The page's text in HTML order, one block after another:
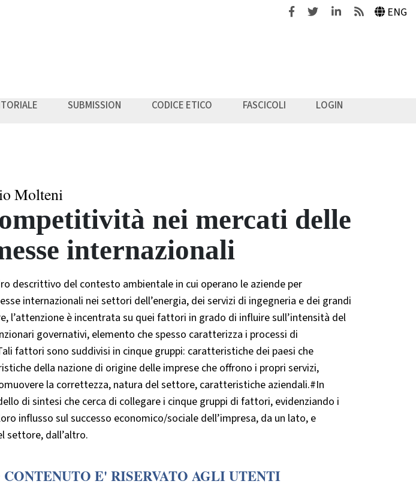
FacebookTwitterLinkedinFeeds ENG
SUBMISSION CODICE ETICO FASCICOLI
LOGIN
Molteni
nei mercati delle
internazionali
descrittivo del contesto ambientale in cui operano le aziende per
internazionali nei settori dell’energia, dei servizi di ingegneria e dei grandi
l’attenzione è incentrata su quei fattori in grado di influire sull’intensità del
governativi, elemento che spesso caratterizza i processi di
fattori sono suddivisi in cinque gruppi: caratteristiche dei paesi che
della nazione di origine delle imprese che offrono i propri servizi,
la correttezza, natura del settore, caratteristiche aziendali.#In
di sintesi che cerca di collegare i cinque gruppi di fattori, evidenziando i
influsso sul successo economico/sociale dell’impresa, da un lato, e
settore, dall’altro.
E' RISERVATO AGLI UTENTI